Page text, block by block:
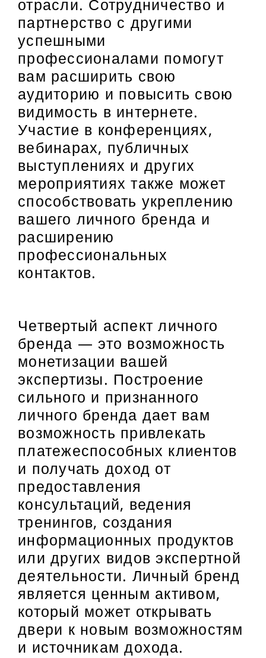
отрасли. Сотрудничество и
партнерство с другими
успешными
профессионалами помогут
вам расширить свою
аудиторию и повысить свою
видимость в интернете.
Участие в конференциях,
вебинарах, публичных
выступлениях и других
мероприятиях также может
способствовать укреплению
вашего личного бренда и
расширению
профессиональных
контактов.
Четвертый аспект личного
бренда — это возможность
монетизации вашей
экспертизы. Построение
сильного и признанного
личного бренда дает вам
возможность привлекать
платежеспособных клиентов
и получать доход от
предоставления
консультаций, ведения
тренингов, создания
информационных продуктов
или других видов экспертной
деятельности. Личный бренд
является ценным активом,
который может открывать
двери к новым возможностям
и источникам дохода.